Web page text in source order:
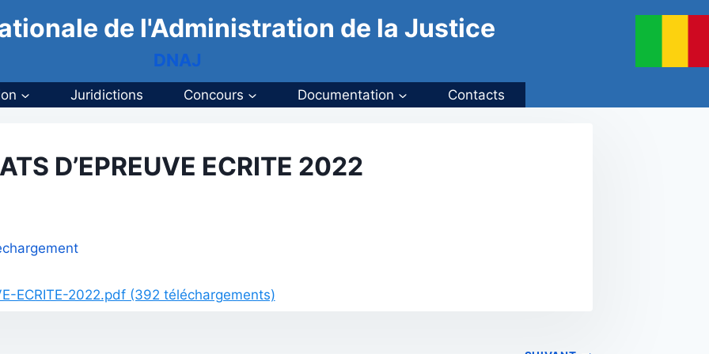
de l'Administration de la Justice
DNAJ
Juridictions Concours Documentation Contacts
D’EPREUVE ECRITE 2022
ECRITE-2022.pdf (392 téléchargements)